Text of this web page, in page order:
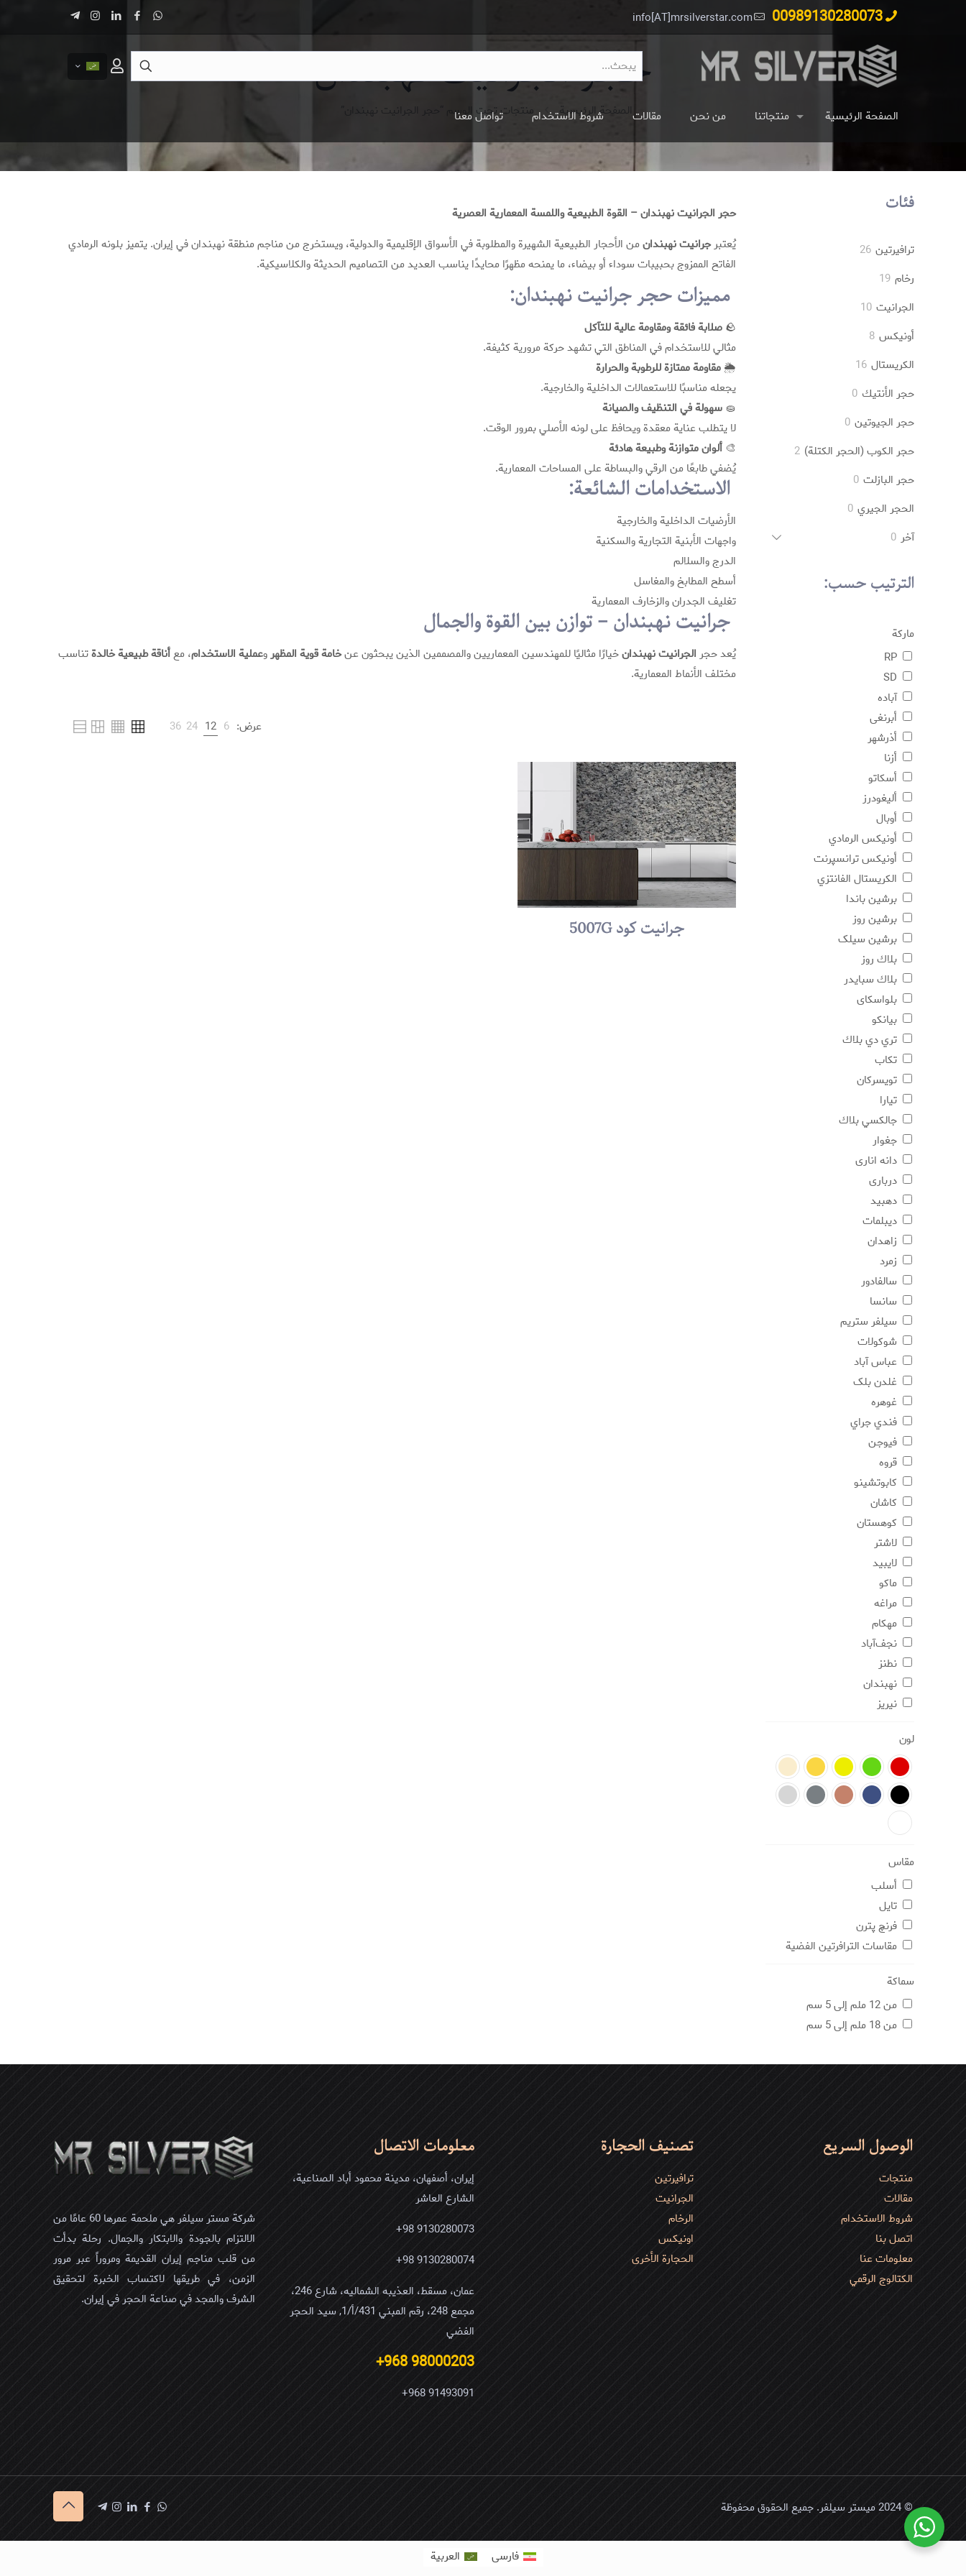
00989130280073
info[AT]mrsilverstar.com
الصفحة الرئيسية منتجاتنا من نحن مقالات شروط الاستخدام تواصل معنا
حجر الجرانيت نهبندان
الصفحة الرئيسية منتجات تحت الوسم “حجر الجرانيت نهبندان”
حجر الجرانيت نهبندان – القوة الطبيعية واللمسة المعمارية العصرية
يُعتبرجرانيت نهبندانمن الأحجار الطبيعية الشهيرة والمطلوبة في الأسواق الإقليمية والدولية، ويستخرج من مناجم منطقة نهبندان في إيران. يتميز بلونه الرمادي
الفاتح الممزوج بحبيبات سوداء أو بيضاء، ما يمنحه مظهرًا محايدًا يناسب العديد من التصاميم الحديثة والكلاسيكية.
مميزات حجر جرانيت نهبندان:
🪨 صلابة فائقة ومقاومة عالية للتآكل
مثالي للاستخدام في المناطق التي تشهد حركة مرورية كثيفة.
🌦️مقاومة ممتازة للرطوبة والحرارة
يجعله مناسبًا للاستعمالات الداخلية والخارجية.
🧽 سهولة في التنظيف والصيانة
لا يتطلب عناية معقدة ويحافظ على لونه الأصلي بمرور الوقت.
🎨 ألوان متوازنة وطبيعة هادئة
يُضفي طابعًا من الرقي والبساطة على المساحات المعمارية.
الاستخدامات الشائعة:
الأرضيات الداخلية والخارجية
واجهات الأبنية التجارية والسكنية
الدرج والسلالم
أسطح المطابخ والمغاسل
تغليف الجدران والزخارف المعمارية
جرانيت نهبندان – توازن بين القوة والجمال
يُعد حجر الجرانيت نهبندانخيارًا مثاليًا للمهندسين المعماريين والمصممين الذين يبحثون عنخامة قوية المظهروعملية الاستخدام، معأناقة طبيعية خالدةتناسب
مختلف الأنماط المعمارية.
عرض: 6
12
24
36
جرانيت کود 5007G
فئات
ترافیرتین 26
رخام 19
منتج
الجرانيت 10
أونیکس 8
منتجات
الکریستال 16
منتج
حجر الأنتيك 0
منتج
حجر الجيوتين 0
حجر الكوب (الحجر الكتلة) 2
حجر البازلت 0
منتج
الحجر الجيري 0
آخر 0
الترتيب حسب:
مارکة
آباده
أبرنغی
أذرشهر
أزنا
أسکاتو
أليغودرز
أوبال
أونیکس الرمادي
أونیکس ترانسپرنت
الكريستال الفانتزي
برشين باندا
برشین روز
برشین سیلک
بلاك روز
بلاك سبايدر
بلواسکای
بيانكو
تري دي بلاك
تکاب
تويسركان
تیارا
جالكسي بلاك
جغوار
دانه اناری
درباری
دهبید
دیبلمات
زاهدان
زمرد
سالفادور
سانسا
سيلفر ستريم
شوكولات
عباس آباد
غلدن بلک
غوهره
فندي جراي
فيوجن
قروه
كابوتشينو
کاشان
کوهستان
لاشتر
لايبيد
ماكو
مراغه
مهکام
نجف‌آباد
نطنز
نهبندان
نيريز
لون
مقاس
أسلب
تایل
فرنچ پترن
مقاسات الترافرتين الفضية
سماكة
من 12 ملم إلى 5 سم
من 18 ملم إلى 5 سم
الوصول السريع
منتجات
مقالات
شروط الاستخدام
اتصل بنا
معلومات عنا
الكتالوج الرقمي
تصنيف الحجارة
ترافیرتین
الجرانیت
الرخام
اونیکس
الحجارة الأخرى
معلومات الاتصال
إيران، أصفهان، مدينة محمود أباد الصناعية،
الشارع العاشر
9130280073 98+
9130280074 98+
عمان، مسقط، العذیبه الشمالیه، شارع 246،
مجمع 248، رقم المبني 431/أ/1, سید الحجر
الفضي
98000203 968+
91493091 968+
شركة مستر سيلفر هي ملحمة عمرها 60 عامًا من
الالتزام بالجودة والابتكار والجمال. رحلة بدأت
من قلب مناجم إيران القديمة ومروراً عبر مرور
الزمن، في طريقها لاكتساب الخبرة لتحقيق
الشرف والمجد في صناعة الحجر في إيران.
© 2024 میستر سیلفر. جميع الحقوق محفوظة
فارسی العربية